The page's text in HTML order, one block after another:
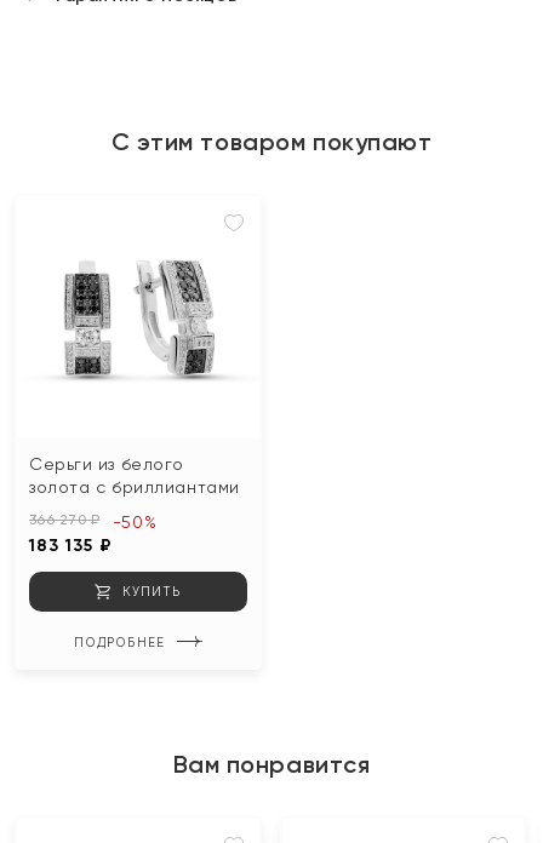
С этим товаром покупают
Серьги из белого
золота с бриллиантами
366 270 ₽
183 135 ₽
-50%
КУПИТЬ
ПОДРОБНЕЕ
Вам понравится